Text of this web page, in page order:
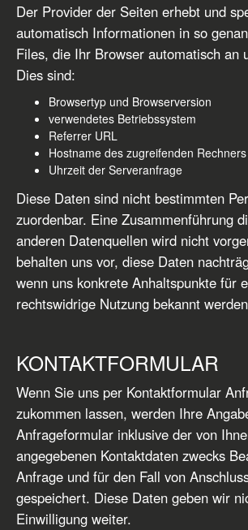
Der Provider der Seiten erhebt und
automatisch Informationen in so
Files, die Ihr Browser automatisch an
Dies sind:
Browsertyp und Browserversion
verwendetes Betriebssystem
Referrer URL
Hostname des zugreifenden Rechners
Uhrzeit der Serveranfrage
Diese Daten sind nicht bestimmten
zuordenbar. Eine Zusammenführung
anderen Datenquellen wird nicht
behalten uns vor, diese Daten
wenn uns konkrete Anhaltspunkte für
rechtswidrige Nutzung bekannt
KONTAKTFORMULAR
Wenn Sie uns per Kontaktformular
zukommen lassen, werden Ihre
Anfrageformular inklusive der von
angegebenen Kontaktdaten zwecks
Anfrage und für den Fall von
gespeichert. Diese Daten geben wir
Einwilligung weiter.